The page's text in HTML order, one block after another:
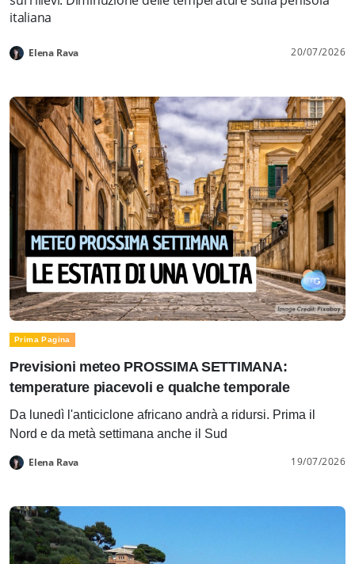
italiana
Elena Rava 20/07/2026
Prima Pagina
Previsioni meteo PROSSIMA SETTIMANA:
temperature piacevoli e qualche temporale
Da lunedì l'anticiclone africano andrà a ridursi. Prima il
Nord e da metà settimana anche il Sud
Elena Rava 19/07/2026